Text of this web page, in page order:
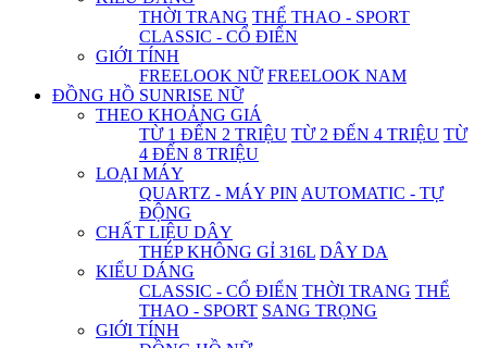
THỜI TRANG THỂ THAO - SPORT
CLASSIC - CỔ ĐIỂN
GIỚI TÍNH
FREELOOK NỮ FREELOOK NAM
ĐỒNG HỒ SUNRISE NỮ
THEO KHOẢNG GIÁ
TỪ 1 ĐẾN 2 TRIỆU TỪ 2 ĐẾN 4 TRIỆU TỪ
4 ĐẾN 8 TRIỆU
LOẠI MÁY
QUARTZ - MÁY PIN AUTOMATIC - TỰ
ĐỘNG
CHẤT LIỆU DÂY
THÉP KHÔNG GỈ 316L DÂY DA
KIỂU DÁNG
CLASSIC - CỔ ĐIỂN THỜI TRANG THỂ
THAO - SPORT SANG TRỌNG
GIỚI TÍNH